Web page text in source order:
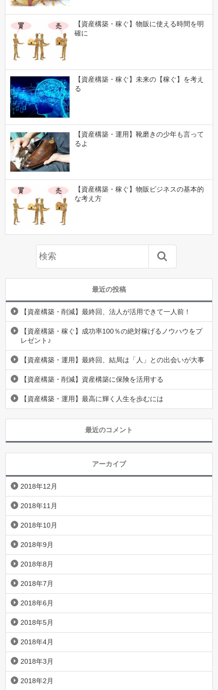
【資産構築・稼ぐ】物販に使える時間を明
確に
【資産構築・稼ぐ】未来の【稼ぐ】を考え
る
【資産構築・運用】靴磨きの少年も言って
るよ
【資産構築・稼ぐ】物販ビジネスの基本的
な考え方
最近の投稿
【資産構築・削減】最終回、法人が活用できて一人前！
【資産構築・稼ぐ】成功率100％の絶対稼げるノウハウをプ
レゼント♪
【資産構築・運用】最終回、結局は「人」との出会いが大事
【資産構築・削減】資産構築に保険を活用する
【資産構築・運用】最高に輝く人生を歩むには
最近のコメント
アーカイブ
2018年12月
2018年11月
2018年10月
2018年9月
2018年8月
2018年7月
2018年6月
2018年5月
2018年4月
2018年3月
2018年2月